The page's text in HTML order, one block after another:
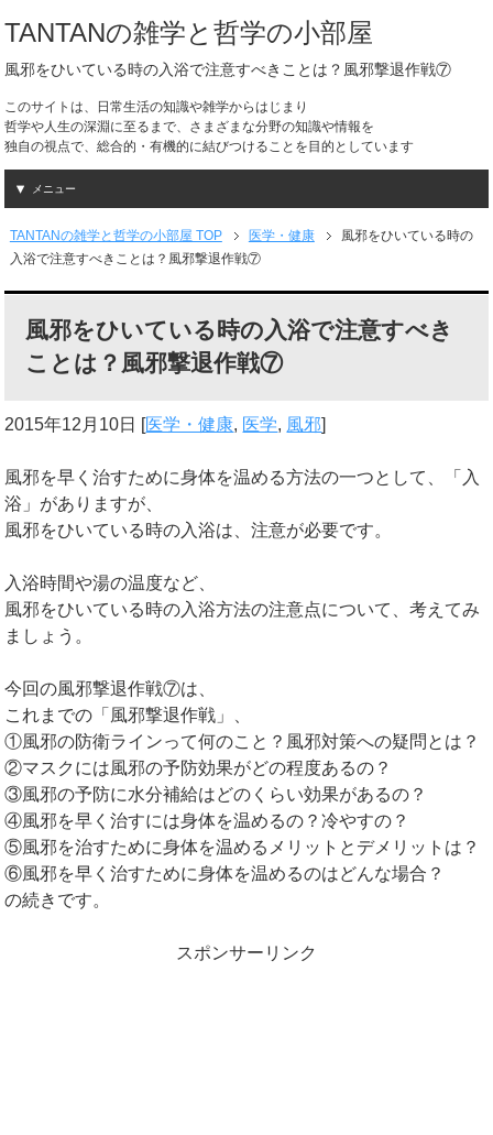
TANTANの雑学と哲学の小部屋
風邪をひいている時の入浴で注意すべきことは？風邪撃退作戦⑦
このサイトは、日常生活の知識や雑学からはじまり
哲学や人生の深淵に至るまで、さまざまな分野の知識や情報を
独自の視点で、総合的・有機的に結びつけることを目的としています
メニュー
TANTANの雑学と哲学の小部屋 TOP 医学・健康
風邪をひいている時の
入浴で注意すべきことは？風邪撃退作戦⑦
風邪をひいている時の入浴で注意すべき
ことは？風邪撃退作戦⑦
2015年12月10日 [医学・健康, 医学, 風邪]
風邪を早く治すために身体を温める方法の一つとして、「入
浴」がありますが、
風邪をひいている時の入浴は、注意が必要です。
入浴時間や湯の温度など、
風邪をひいている時の入浴方法の注意点について、考えてみ
ましょう。
今回の風邪撃退作戦⑦は、
これまでの「風邪撃退作戦」、
①風邪の防衛ラインって何のこと？風邪対策への疑問とは？
②マスクには風邪の予防効果がどの程度あるの？
③風邪の予防に水分補給はどのくらい効果があるの？
④風邪を早く治すには身体を温めるの？冷やすの？
⑤風邪を治すために身体を温めるメリットとデメリットは？
⑥風邪を早く治すために身体を温めるのはどんな場合？
の続きです。
スポンサーリンク